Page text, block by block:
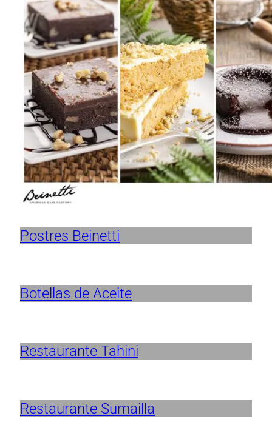
Postres Beinetti
Botellas de Aceite
Restaurante Tahini
Restaurante Sumailla